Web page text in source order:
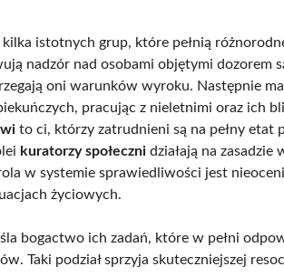
istotnych grup, które pełnią
nadzór nad osobami objętymi dozorem
oni warunków wyroku. Następnie
pracując z nieletnimi oraz ich
to ci, którzy zatrudnieni są na pełny etat
kuratorzy społeczni działają na
w systemie sprawiedliwości jest
życiowych.
bogactwo ich zadań, które w pełni
Taki podział sprzyja skuteczniejszej